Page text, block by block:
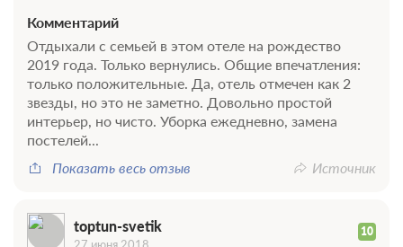
2-мест. супериор Подробнее
Телевизор
2 гостя
Бронирование по запросу
В стоимость входит:
При отмене оплата не возвращается
Комментарий
Отдыхали с семьей в этом отеле на рождество
2019 года. Только вернулись. Общие впечатления:
только положительные. Да, отель отмечен как 2
звезды, но это не заметно. Довольно простой
интерьер, но чисто. Уборка ежедневно, замена
постелей...
Показать весь отзыв
Источник
toptun-svetik 10